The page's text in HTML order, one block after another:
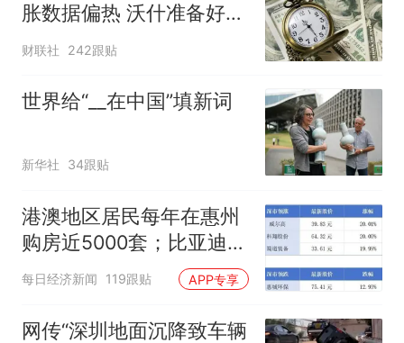
胀数据偏热 沃什准备好加
息
财联社 242跟贴
世界给“__在中国”填新词
新华社 34跟贴
港澳地区居民每年在惠州
购房近5000套；比亚迪销
量跻身全球车企第六丨大
每日经济新闻 119跟贴 APP专享
网传“深圳地面沉降致车辆